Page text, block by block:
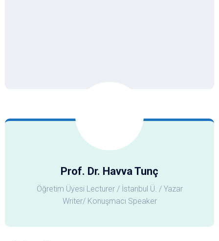
Prof. Dr. Havva Tunç
Öğretim Üyesi Lecturer / İstanbul Ü. / Yazar
Writer/ Konuşmacı Speaker